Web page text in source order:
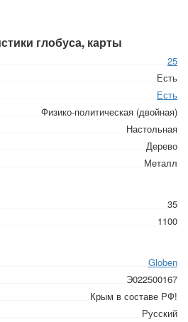
глобуса, карты
25
Есть
Есть
Физико-политическая (двойная)
Настольная
Дерево
Металл
35
1100
Globen
Э022500167
Крым в составе РФ!
Русский